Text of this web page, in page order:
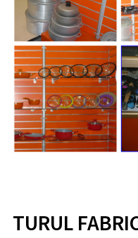
TURUL